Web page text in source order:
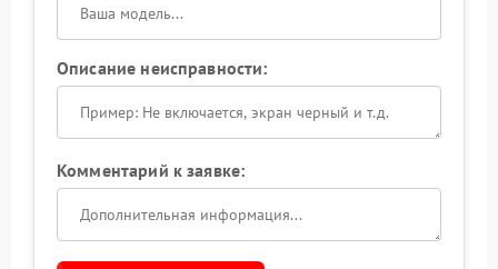
Описание неисправности:
Комментарий к заявке: